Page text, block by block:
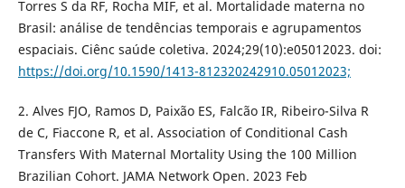
Torres S da RF, Rocha MIF, et al. Mortalidade materna no
Brasil: análise de tendências temporais e agrupamentos
espaciais. Ciênc saúde coletiva. 2024;29(10):e05012023. doi:
https://doi.org/10.1590/1413-812320242910.05012023;
2. Alves FJO, Ramos D, Paixão ES, Falcão IR, Ribeiro-Silva R
de C, Fiaccone R, et al. Association of Conditional Cash
Transfers With Maternal Mortality Using the 100 Million
Brazilian Cohort. JAMA Network Open. 2023 Feb